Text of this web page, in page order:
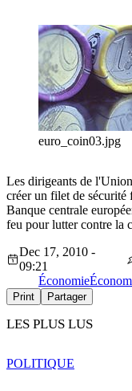
euro_coin03.jpg
Les dirigeants de
créer un filet de sécurité
Banque centrale
feu pour lutter contre la
Dec 17, 2010 -
09:21
Économie
Print Partager
LES PLUS LUS
POLITIQUE